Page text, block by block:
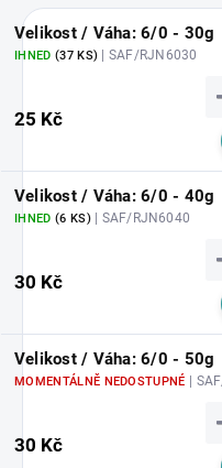
Velikost / Váha: 6/0 - 30g
IHNED (37 KS) | SAF/RJN6030
25 Kč
Velikost / Váha: 6/0 - 40g
IHNED (6 KS)| SAF/RJN6040
30 Kč
Velikost / Váha: 6/0 - 50g
MOMENTÁLNĚ NEDOSTUPNÉ |
30 Kč